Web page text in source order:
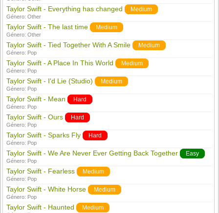
Taylor Swift - Everything has changed Medium
Género:Other
Taylor Swift - The last time Medium
Género:Other
Taylor Swift - Tied Together With A Smile Medium
Género: Pop
Taylor Swift - A Place In This World Medium
Género: Pop
Taylor Swift - I'd Lie (Studio) Medium
Género: Pop
Taylor Swift - Mean Hard
Género: Pop
Taylor Swift - Ours Hard
Género: Pop
Taylor Swift - Sparks Fly Hard
Género: Pop
Taylor Swift - We Are Never Ever Getting Back Together Easy
Género: Pop
Taylor Swift - Fearless Medium
Género: Pop
Taylor Swift - White Horse Medium
Género: Pop
Taylor Swift - Haunted Medium